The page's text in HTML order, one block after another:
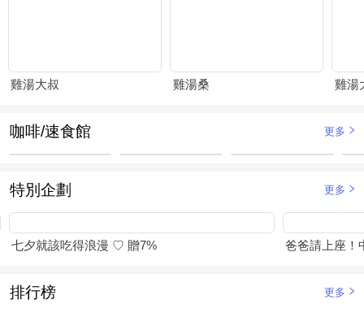
雞湯大叔 雞湯桑
咖啡/速食館 更多
特別企劃 更多
七夕就該吃得浪漫 ♡ 贈7% 爸爸請上座！
排行榜 更多